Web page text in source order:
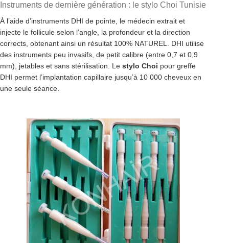
Instruments de dernière génération : le stylo Choi Tunisie
À l’aide d’instruments DHI de pointe, le médecin extrait et
injecte le follicule selon l’angle, la profondeur et la direction
corrects, obtenant ainsi un résultat 100% NATUREL. DHI utilise
des instruments peu invasifs, de petit calibre (entre 0,7 et 0,9
mm), jetables et sans stérilisation. Le stylo Choi pour greffe
DHI permet l’implantation capillaire jusqu’à 10 000 cheveux en
une seule séance.